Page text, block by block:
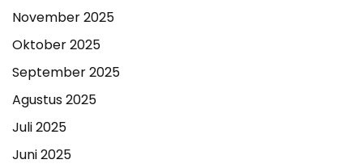
November 2025
Oktober 2025
September 2025
Agustus 2025
Juli 2025
Juni 2025